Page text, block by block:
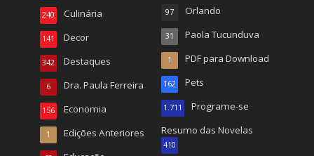
Culinária
240
Decor
141
Destaques
342
Dra. Paula Ferreira
6
Economia
156
Edições Anteriores
1
Orlando
97
Paola Tucunduva
31
PDF para Download
1
Pets
162
Programe-se
1.711
Resumo das Novelas
410